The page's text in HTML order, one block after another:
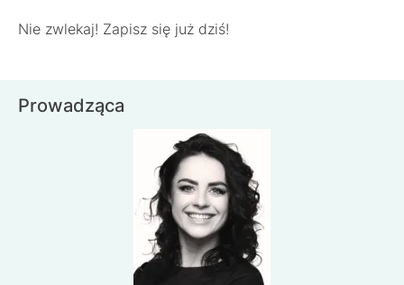
Nie zwlekaj! Zapisz się już dziś!
Prowadząca